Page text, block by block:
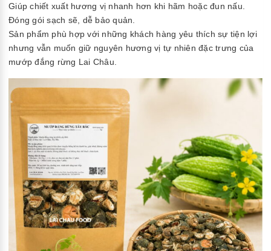
Giúp chiết xuất hương vị nhanh hơn khi hãm hoặc đun nấu.
Đóng gói sạch sẽ, dễ bảo quản.
Sản phẩm phù hợp với những khách hàng yêu thích sự tiện lợi
nhưng vẫn muốn giữ nguyên hương vị tự nhiên đặc trưng của
mướp đắng rừng Lai Châu.